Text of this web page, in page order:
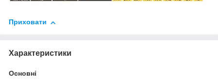
Приховати
Характеристики
Основні